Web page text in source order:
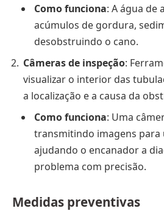
Como funciona: A água de
acúmulos de gordura,
desobstruindo o cano.
Câmeras de inspeção:
visualizar o interior das
a localização e a causa da
Como funciona: Uma
transmitindo imagens para
ajudando o encanador a
problema com precisão.
Medidas preventivas